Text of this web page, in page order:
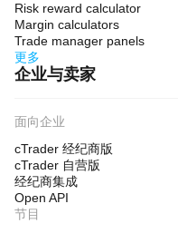
Risk reward calculator
Margin calculators
Trade manager panels
更多
企业与卖家
面向企业
cTrader 经纪商版
cTrader 自营版
经纪商集成
Open API
节目